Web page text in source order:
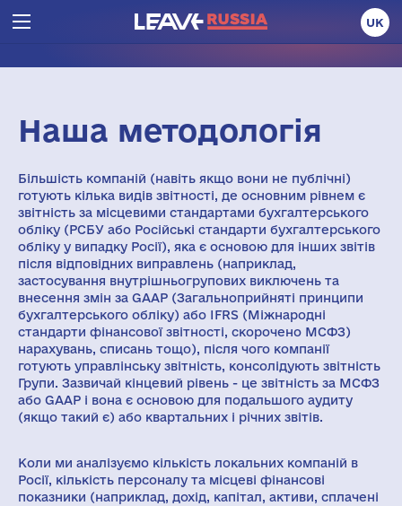
UK
Наша методологія
Більшість компаній (навіть якщо вони не публічні)
готують кілька видів звітності, де основним рівнем є
звітність за місцевими стандартами бухгалтерського
обліку (РСБУ або Російські стандарти бухгалтерського
обліку у випадку Росії), яка є основою для інших звітів
після відповідних виправлень (наприклад,
застосування внутрішньогрупових виключень та
внесення змін за GAAP (Загальноприйняті принципи
бухгалтерського обліку) або IFRS (Міжнародні
стандарти фінансової звітності, скорочено МСФЗ)
нарахувань, списань тощо), після чого компанії
готують управлінську звітність, консолідують звітність
Групи. Зазвичай кінцевий рівень - це звітність за МСФЗ
або GAAP і вона є основою для подальшого аудиту
(якщо такий є) або квартальних і річних звітів.
Коли ми аналізуємо кількість локальних компаній в
Росії, кількість персоналу та місцеві фінансові
показники (наприклад, дохід, капітал, активи, сплачені